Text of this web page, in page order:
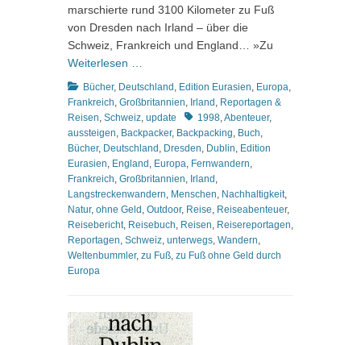
marschierte rund 3100 Kilometer zu Fuß
von Dresden nach Irland – über die
Schweiz, Frankreich und England… »Zu
Weiterlesen …
Kategorien
Bücher, Deutschland , Edition Eurasien, Europa,
Frankreich, Großbritannien, Irland , Reportagen &
Reisen, Schweiz, update Schlagworte
1998,Abenteuer,
aussteigen, Backpacker, Backpacking, Buch,
Bücher, Deutschland , Dresden, Dublin, Edition
Eurasien, England , Europa, Fernwandern,
Frankreich, Großbritannien, Irland ,
Langstreckenwandern, Menschen, Nachhaltigkeit,
Natur, ohne Geld , Outdoor, Reise, Reiseabenteuer,
Reisebericht, Reisebuch, Reisen, Reisereportagen,
Reportagen, Schweiz, unterwegs, Wandern,
Weltenbummler, zu Fuß, zu Fuß ohne Geld durch
Europa